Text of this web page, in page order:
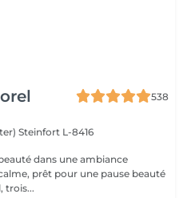
538
Steinfort L-8416
dans une ambiance
prêt pour une pause beauté
trois...